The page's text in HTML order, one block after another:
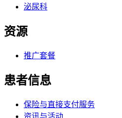
泌尿科
资源
推广套餐
患者信息
保险与直接支付服务
资讯与活动